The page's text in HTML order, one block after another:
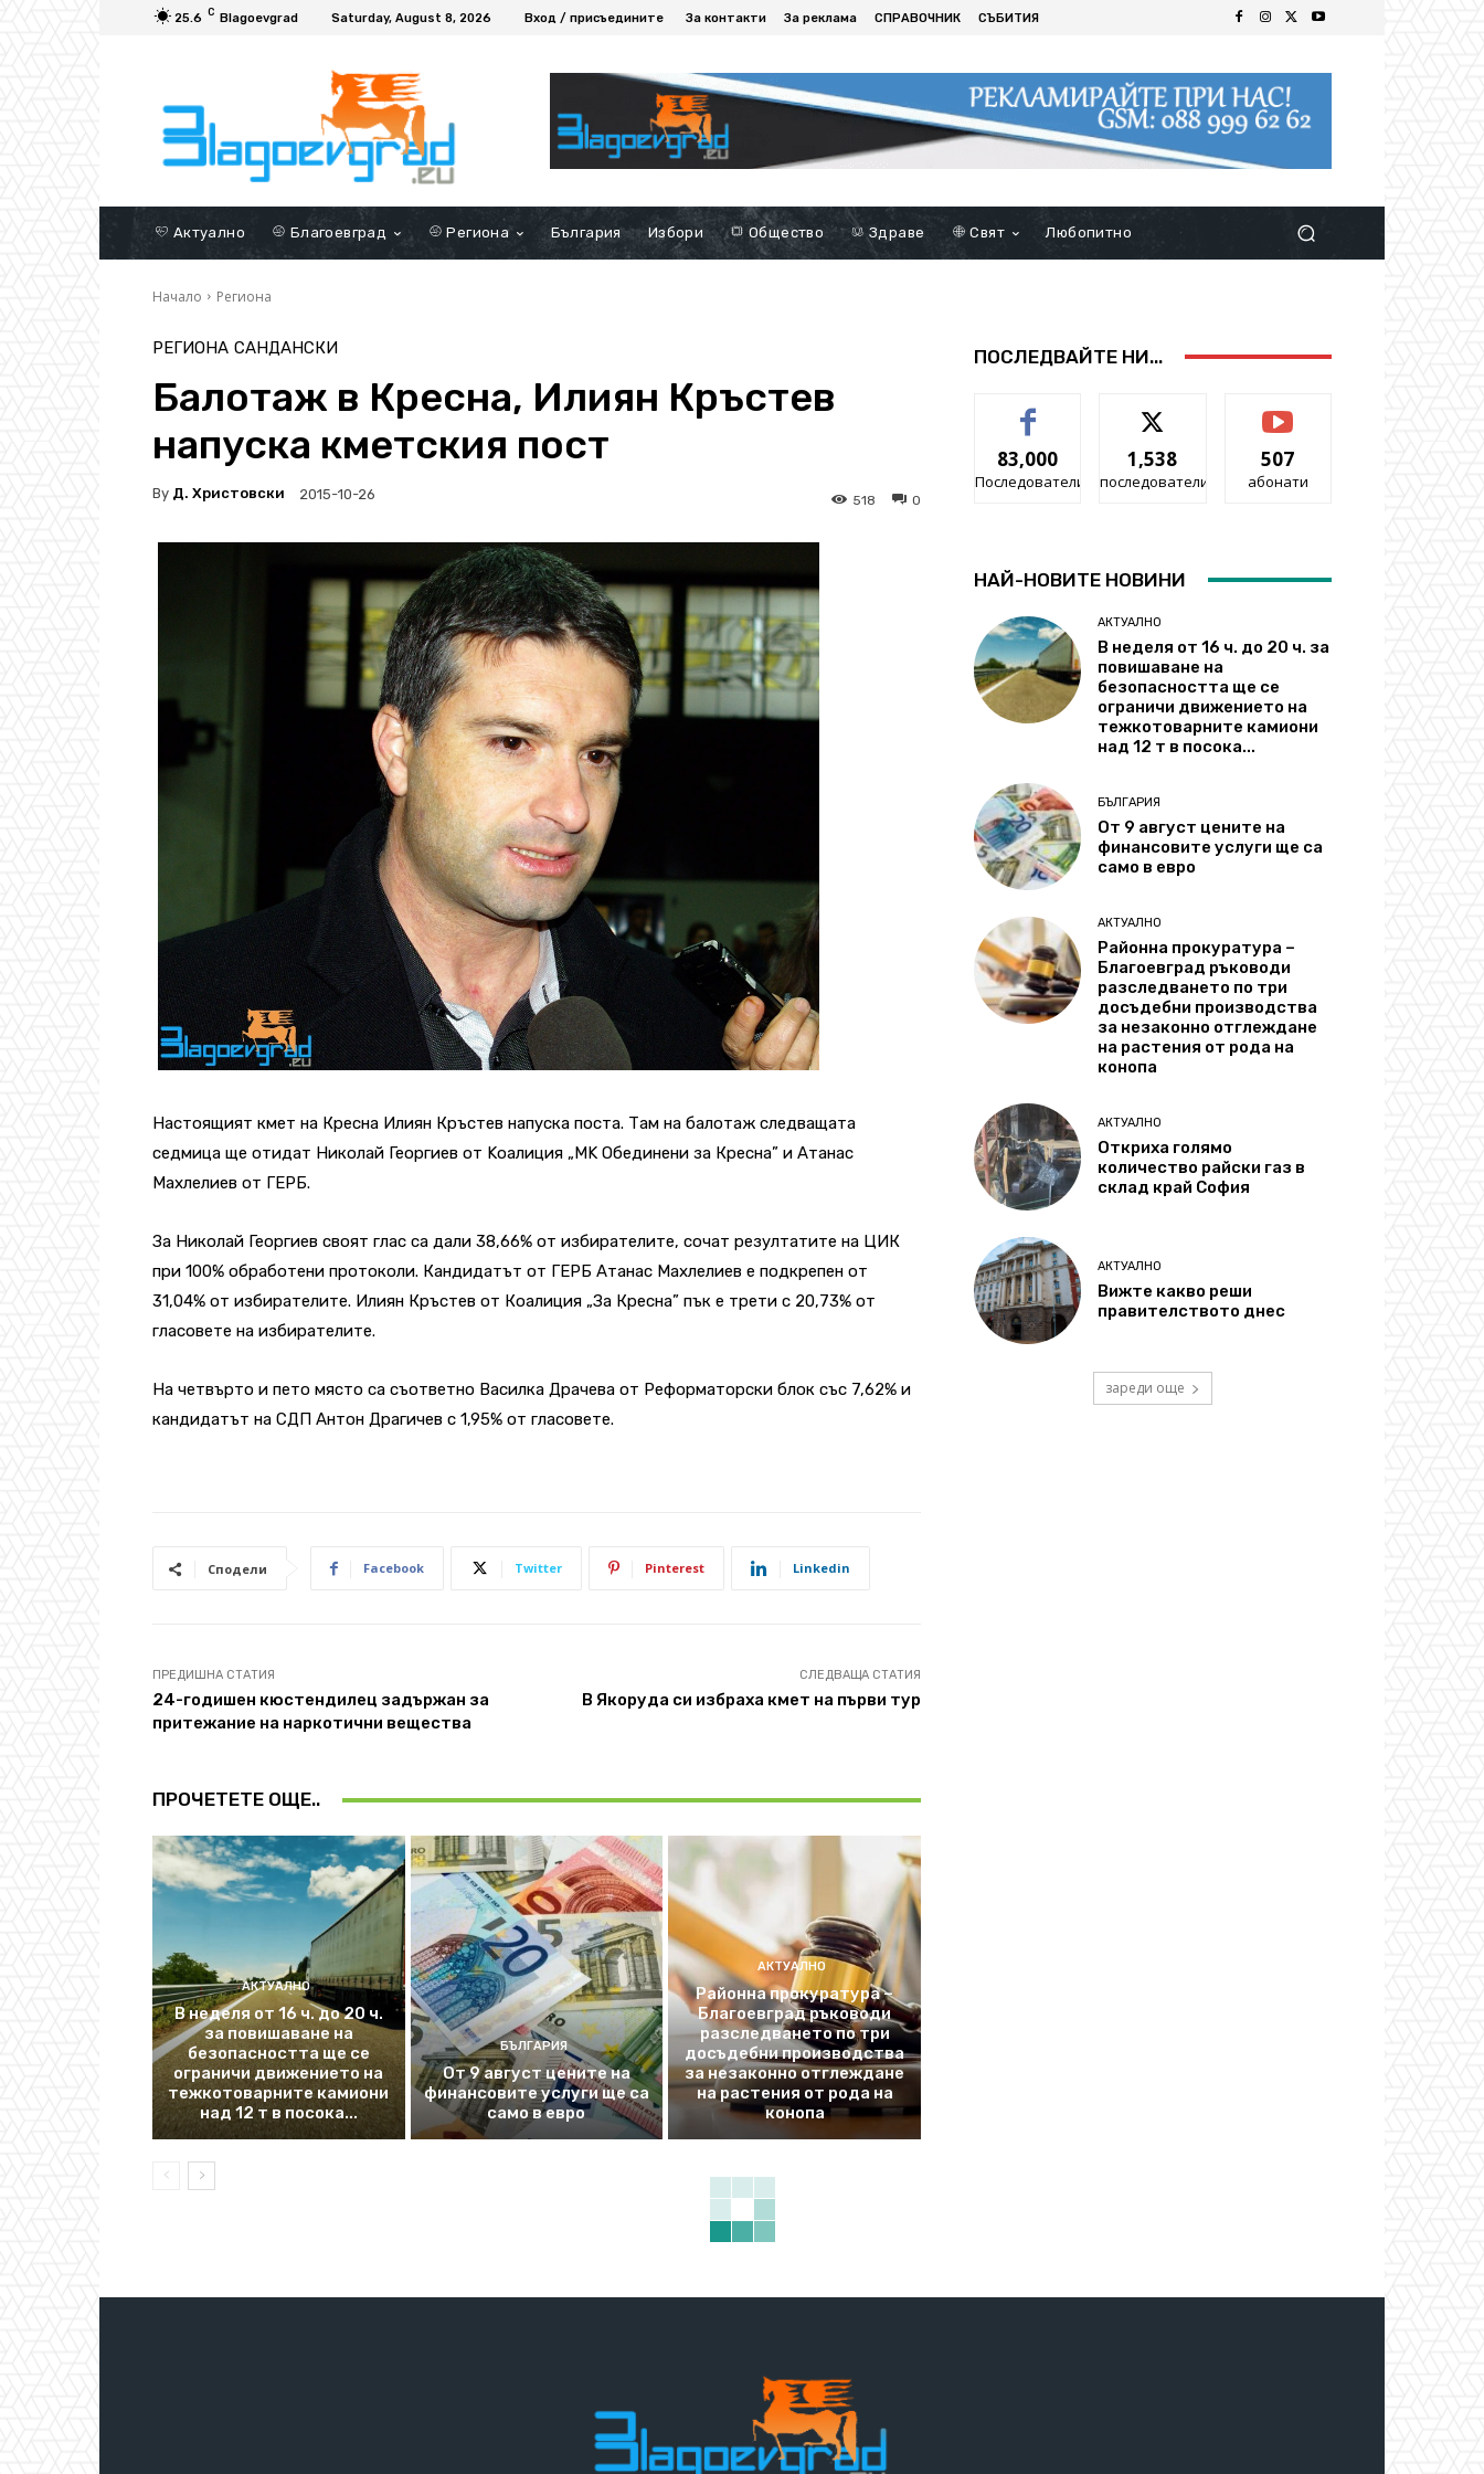
25.6 C Blagoevgrad Saturday, August 8, 2026 Вход / присъедините За контакти За реклама СПРАВОЧНИК СЪБИТИЯ
Актуално Благоевград Региона България Избори Общество Здраве Свят Любопитно
Начало Региона
РЕГИОНА САНДАНСКИ
Балотаж в Кресна, Илиян Кръстев
напуска кметския пост
By Д. Христовски 2015-10-26 0
518
Настоящият кмет на Кресна Илиян Кръстев напуска поста. Там на балотаж следващата
седмица ще отидат Николай Георгиев от Kоалиция „MK Обединени за Кресна” и Атанас
Махлелиев от ГЕРБ.
За Николай Георгиев своят глас са дали 38,66% от избирателите, сочат резултатите на ЦИК
при 100% обработени протоколи. Кандидатът от ГЕРБ Атанас Махлелиев е подкрепен от
31,04% от избирателите. Илиян Кръстев от Коалиция „За Кресна” пък е трети с 20,73% от
гласовете на избирателите.
На четвърто и пето място са съответно Василка Драчева от Реформаторски блок със 7,62% и
кандидатът на СДП Антон Драгичев с 1,95% от гласовете.
Сподели Facebook Twitter Pinterest Linkedin
ПРЕДИШНА СТАТИЯ
24-годишен кюстендилец задържан за
притежание на наркотични вещества
СЛЕДВАЩА СТАТИЯ
В Якоруда си избраха кмет на първи тур
ПРОЧЕТЕТЕ ОЩЕ..
АКТУАЛНО
В неделя от 16 ч. до 20 ч.
за повишаване на
безопасността ще се
ограничи движението на
тежкотоварните камиони
над 12 т в посока...
БЪЛГАРИЯ
От 9 август цените на
финансовите услуги ще са
само в евро
АКТУАЛНО
Районна прокуратура –
Благоевград ръководи
разследването по три
досъдебни производства
за незаконно отглеждане
на растения от рода на
конопа
ПОСЛЕДВАЙТЕ НИ...
83,000
Последователи
1,538
последователи
507
абонати
НАЙ-НОВИТЕ НОВИНИ
АКТУАЛНО
В неделя от 16 ч. до 20 ч. за
повишаване на
безопасността ще се
ограничи движението на
тежкотоварните камиони
над 12 т в посока...
БЪЛГАРИЯ
От 9 август цените на
финансовите услуги ще са
само в евро
АКТУАЛНО
Районна прокуратура –
Благоевград ръководи
разследването по три
досъдебни производства
за незаконно отглеждане
на растения от рода на
конопа
АКТУАЛНО
Откриха голямо
количество райски газ в
склад край София
АКТУАЛНО
Вижте какво реши
правителството днес
зареди още